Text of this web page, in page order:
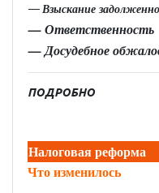
—Взыскание
— Ответственность
— Досудебное
ПОДРОБНО
Налоговая реформа
Что изменилось